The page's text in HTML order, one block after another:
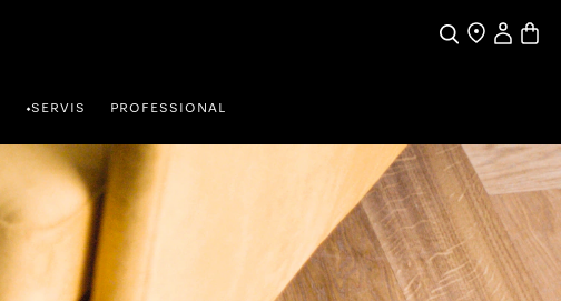
Iskanje
Moj račun
•SERVIS PROFESSIONAL